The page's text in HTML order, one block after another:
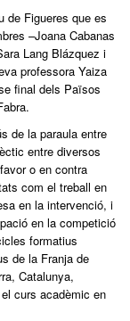
de Figueres que es
–Joana Cabanas
Lang Blázquez i
professora Yaiza
final dels Països
de la paraula entre
entre diversos
o en contra
com el treball en
en la intervenció, i
en la competició
formatius
de la Franja de
Catalunya,
curs acadèmic en